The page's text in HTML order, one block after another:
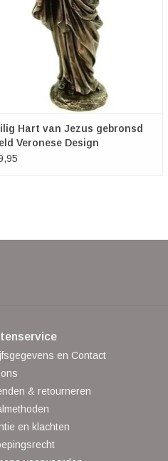
Hart van Jezus gebronsd
Veronese Design
en Contact
& retourneren
en klachten